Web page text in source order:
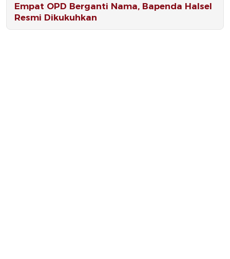
Empat OPD Berganti Nama, Bapenda Halsel
Resmi Dikukuhkan